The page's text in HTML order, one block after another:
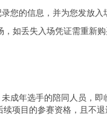
您的信息，并为您发放入
如丢失入场凭证需重新
成年选手的陪同人员，即
项目的参赛资格，且不退